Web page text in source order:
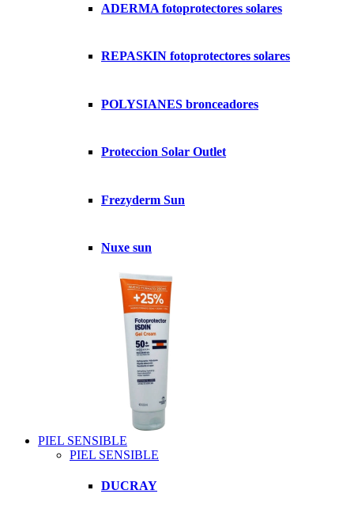
ADERMA fotoprotectores solares
REPASKIN fotoprotectores solares
POLYSIANES bronceadores
Proteccion Solar Outlet
Frezyderm Sun
Nuxe sun
PIEL SENSIBLE
PIEL SENSIBLE
DUCRAY